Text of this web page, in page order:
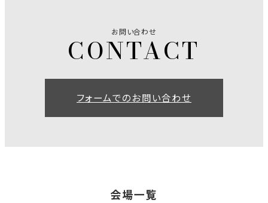
お問い合わせ
フォームでのお問い合わせ
会場一覧